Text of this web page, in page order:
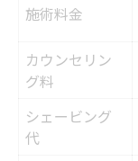
施術料金
カウンセリン
グ料
シェービング
代